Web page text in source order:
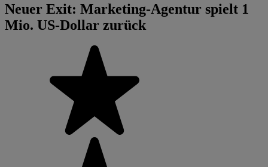
Neuer Exit: Marketing-Agentur spielt 1
Mio. US-Dollar zurück